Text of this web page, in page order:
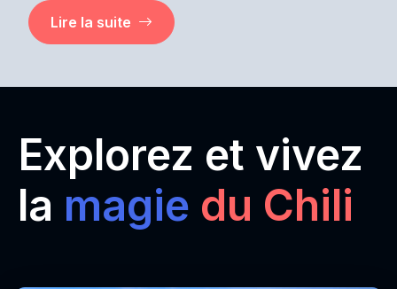
Lire la suite
Explorez et vivez
la magie du Chili